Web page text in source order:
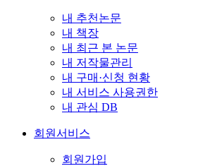
내 추천논문
내 책장
내 최근 본 논문
내 저작물관리
내 구매·신청 현황
내 서비스 사용권한
내 관심 DB
회원서비스
회원가입